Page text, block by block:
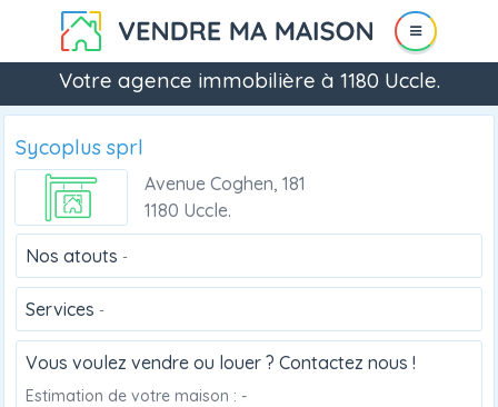
Votre agence immobilière à 1180 Uccle.
Sycoplus sprl
Avenue Coghen, 181
1180 Uccle.
Nos atouts -
Services -
Vous voulez vendre ou louer ? Contactez nous !
Estimation de votre maison : -